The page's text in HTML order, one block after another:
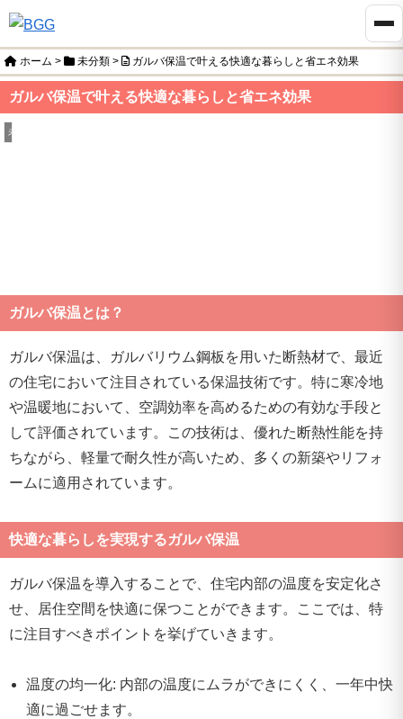
ホーム > 未分類 > ガルバ保温で叶える快適な暮らしと省エネ効果
ガルバ保温で叶える快適な暮らしと省エネ効果
未分類
ガルバ保温とは？
ガルバ保温は、ガルバリウム鋼板を用いた断熱材で、最近
の住宅において注目されている保温技術です。特に寒冷地
や温暖地において、空調効率を高めるための有効な手段と
して評価されています。この技術は、優れた断熱性能を持
ちながら、軽量で耐久性が高いため、多くの新築やリフォ
ームに適用されています。
快適な暮らしを実現するガルバ保温
ガルバ保温を導入することで、住宅内部の温度を安定化さ
せ、居住空間を快適に保つことができます。ここでは、特
に注目すべきポイントを挙げていきます。
温度の均一化: 内部の温度にムラができにくく、一年中快
適に過ごせます。